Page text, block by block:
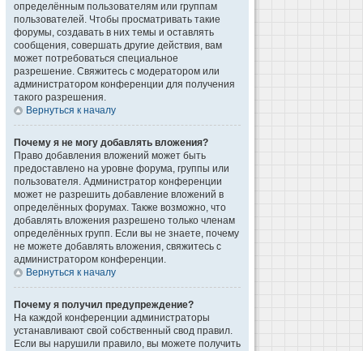
определённым пользователям или группам
пользователей. Чтобы просматривать такие
форумы, создавать в них темы и оставлять
сообщения, совершать другие действия, вам
может потребоваться специальное
разрешение. Свяжитесь с модератором или
администратором конференции для получения
такого разрешения.
Вернуться к началу
Почему я не могу добавлять вложения?
Право добавления вложений может быть
предоставлено на уровне форума, группы или
пользователя. Администратор конференции
может не разрешить добавление вложений в
определённых форумах. Также возможно, что
добавлять вложения разрешено только членам
определённых групп. Если вы не знаете, почему
не можете добавлять вложения, свяжитесь с
администратором конференции.
Вернуться к началу
Почему я получил предупреждение?
На каждой конференции администраторы
устанавливают свой собственный свод правил.
Если вы нарушили правило, вы можете получить